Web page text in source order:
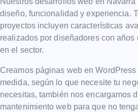
diseño, funcionalidad y experiencia.
proyectos incluyen características
realizados por diseñadores con años
en el sector.
Creamos páginas web en WordPress
medida, según lo que necesite tu
necesitas, también nos encargamos
mantenimiento web para que no